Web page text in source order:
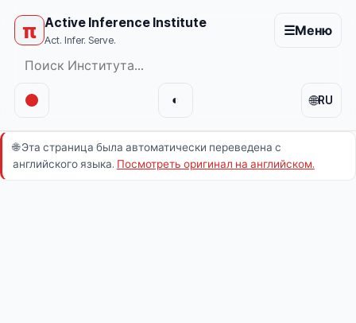
π Active Inference Institute
Act. Infer. Serve.
☰Меню
🌐RU
◐
🌐Эта страница была автоматически переведена с
английского языка. Посмотреть оригинал на английском.